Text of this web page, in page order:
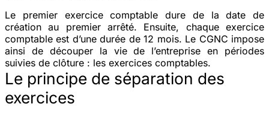
Le premier exercice comptable dure de la date de
création au premier arrêté. Ensuite, chaque exercice
comptable est d’une durée de 12 mois. Le CGNC impose
ainsi de découper la vie de l’entreprise en périodes
suivies de clôture : les exercices comptables.
Le principe de séparation des
exercices